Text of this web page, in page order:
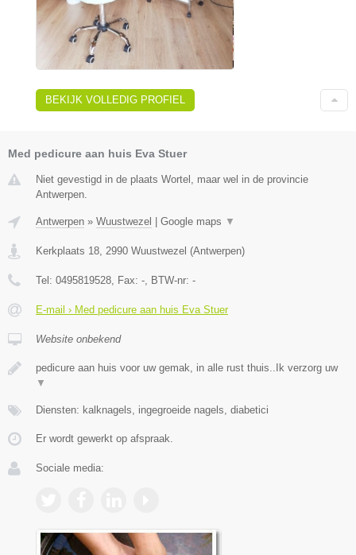
BEKIJK VOLLEDIG PROFIEL
Med pedicure aan huis Eva Stuer
Niet gevestigd in de plaats Wortel, maar wel in de provincie
Antwerpen.
Antwerpen » Wuustwezel | Google maps ▼
Kerkplaats 18 2990 Wuustwezel (Antwerpen)
Tel: 0495819528 , Fax: - , BTW-nr: -
E-mail › Med pedicure aan huis Eva Stuer
Website onbekend
pedicure aan huis voor uw gemak, in alle rust thuis..Ik verzorg uw
▼
Diensten: kalknagels, ingegroeide nagels, diabetici
Er wordt gewerkt op afspraak.
Sociale media: